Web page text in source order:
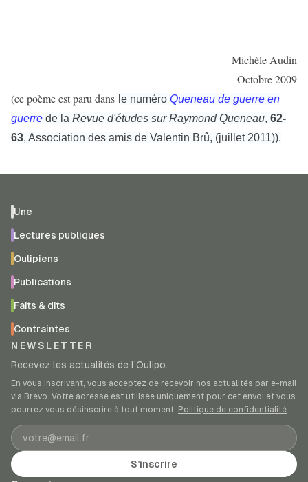
Michèle Audin
Octobre 2009
(ce poème est paru dans le numéro Queneau de guerre en
guerre de la Revue d'études sur Raymond Queneau, 62-
63, Association des amis de Valentin Brû, (juillet 2011)).
Une
Lectures publiques
Oulipiens
Publications
Faits & dits
Contraintes
NEWSLETTER
Recevez les actualités de l’Oulipo.
En vous inscrivant, vous acceptez de recevoir nos actualités par e-mail
via Brevo. Votre adresse est utilisée uniquement pour cet envoi et vous
pourrez vous désinscrire à tout moment. Politique de confidentialité.
Adresse e-mail
S’inscrire